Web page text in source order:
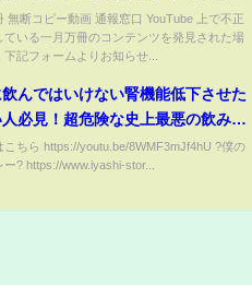
批判殺到！。元博報堂作家本間龍
月万冊
無断コピー動画 通報窓口 YouTube 上で不正
ている一月万冊のコンテンツを発見された場
下記フォームよりお知らせ...
んではいけない腎機能低下させた
人必見！超危険な史上最悪の飲み物
は説明欄よりチェック
こちら https://youtu.be/8WMF3mJf4hU ?僕の
? https://www.iyashi-stor...